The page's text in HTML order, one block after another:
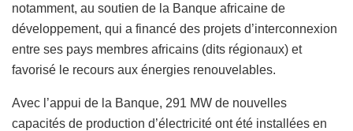
notamment, au soutien de la Banque africaine de
développement, qui a financé des projets d’interconnexion
entre ses pays membres africains (dits régionaux) et
favorisé le recours aux énergies renouvelables.
Avec l’appui de la Banque, 291 MW de nouvelles
capacités de production d’électricité ont été installées en